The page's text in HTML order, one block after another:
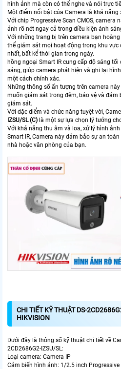
hình ảnh mà còn có thể nghe và nói trực
Một điểm nổi bật của Camera là khả
Với chip Progressive Scan CMOS, camera
ảnh rõ nét ngay cả trong điều kiện ánh
Với những trang bị trên camera bạn
thể giám sát mọi hoạt động trong khu vực
nhất, bất kể thời gian trong ngày.
hồng ngoại Smart IR cung cấp độ sáng tối
sáng, giúp camera phát hiện và ghi lại
một cách chính xác.
Những thông số ấn tượng trên camera
muốn giám sát trong đêm, bảo vệ và đảm
giám sát.
Với đặc điểm và chức năng tuyệt vời,
IZSU/SL (C) là một sự lựa chọn lý tưởng
Với khả năng thu âm và loa, xử lý hình
Smart IR, Camera này đảm bảo sự an
nhà hoặc văn phòng của bạn.
CHI TIẾT KỸ THUẬT DS-
HIKVISION
Dưới đây là thông số kỹ thuật chi tiết về
2CD2686G2-IZSU/SL:
Loại camera: Camera IP
Cảm biến hình ảnh: 1/2.5 inch Progressive